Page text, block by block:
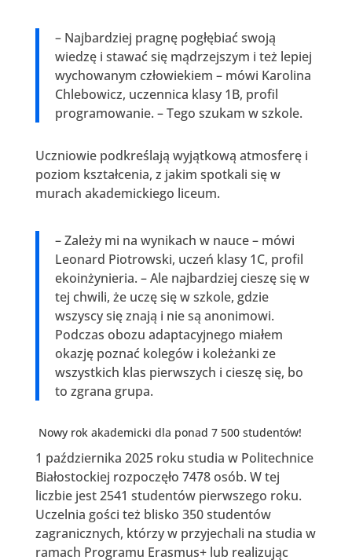
– Najbardziej pragnę pogłębiać swoją
wiedzę i stawać się mądrzejszym i też lepiej
wychowanym człowiekiem – mówi Karolina
Chlebowicz, uczennica klasy 1B, profil
programowanie. – Tego szukam w szkole.
Uczniowie podkreślają wyjątkową atmosferę i
poziom kształcenia, z jakim spotkali się w
murach akademickiego liceum.
– Zależy mi na wynikach w nauce – mówi
Leonard Piotrowski, uczeń klasy 1C, profil
ekoinżynieria. – Ale najbardziej cieszę się w
tej chwili, że uczę się w szkole, gdzie
wszyscy się znają i nie są anonimowi.
Podczas obozu adaptacyjnego miałem
okazję poznać kolegów i koleżanki ze
wszystkich klas pierwszych i cieszę się, bo
to zgrana grupa.
Nowy rok akademicki dla ponad 7 500 studentów!
1 października 2025 roku studia w Politechnice
Białostockiej rozpoczęło 7478 osób. W tej
liczbie jest 2541 studentów pierwszego roku.
Uczelnia gości też blisko 350 studentów
zagranicznych, którzy w przyjechali na studia w
ramach Programu Erasmus+ lub realizując